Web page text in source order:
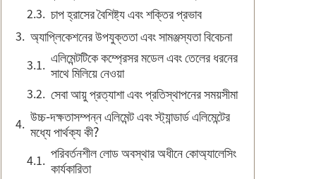
চাপ হ্রাসের বৈশিষ্ট্য এবং শক্তির প্রভাব
অ্যাপ্লিকেশনের উপযুক্ততা এবং সামঞ্জস্যতা বিবেচনা
এলিমেন্টটিকে কম্প্রেসর মডেল এবং তেলের ধরনের
সাথে মিলিয়ে নেওয়া
সেবা আয়ু প্রত্যাশা এবং প্রতিস্থাপনের সময়সীমা
উচ্চ-দক্ষতাসম্পন্ন এলিমেন্ট এবং স্ট্যান্ডার্ড এলিমেন্টের
মধ্যে পার্থক্য কী?
পরিবর্তনশীল লোড অবস্থার অধীনে কোঅ্যালেসিং
কার্যকারিতা